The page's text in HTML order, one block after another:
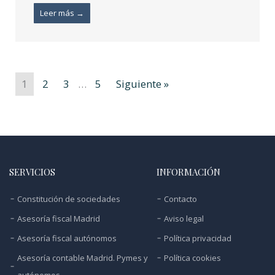
Leer más →
1 2 3 … 5 Siguiente »
SERVICIOS
Constitución de sociedades
Asesoría fiscal Madrid
Asesoría fiscal autónomos
Asesoría contable Madrid. Pymes y
INFORMACIÓN
Contacto
Aviso legal
Política privacidad
Política cookies